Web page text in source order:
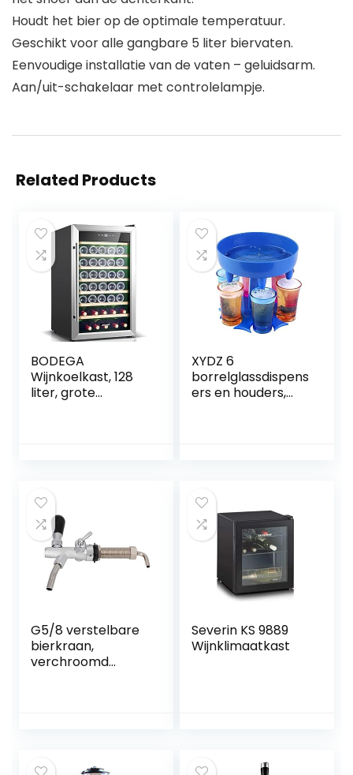
Houdt het bier op de optimale temperatuur.
Geschikt voor alle gangbare 5 liter biervaten.
Eenvoudige installatie van de vaten – geluidsarm.
Aan/uit-schakelaar met controlelampje.
Related Products
BODEGA
Wijnkoelkast, 128
liter, grote
temperatuurregel
aar, led-display
XYDZ 6
borrelglassdispens
ers en houders,
feestgeschenk,
drinkspel (blauw)
G5/8 verstelbare
bierkraan,
verchroomd
Severin KS 9889
Wijnklimaatkast